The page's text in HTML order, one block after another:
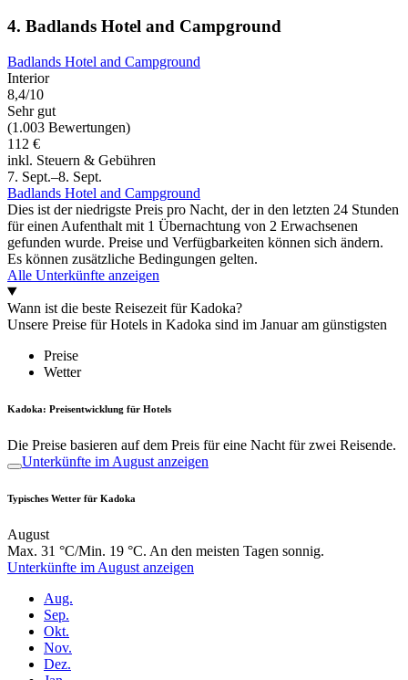
4. Badlands Hotel and Campground
Badlands Hotel and Campground
Interior
8,4/10
Sehr gut
(1.003 Bewertungen)
112 €
inkl. Steuern & Gebühren
7. Sept.–8. Sept.
Badlands Hotel and Campground
Dies ist der niedrigste Preis pro Nacht, der in den letzten 24 Stunden
für einen Aufenthalt mit 1 Übernachtung von 2 Erwachsenen
gefunden wurde. Preise und Verfügbarkeiten können sich ändern.
Es können zusätzliche Bedingungen gelten.
Alle Unterkünfte anzeigen
Wann ist die beste Reisezeit für Kadoka?
Unsere Preise für Hotels in Kadoka sind im Januar am günstigsten
Preise
Wetter
Kadoka: Preisentwicklung für Hotels
Die Preise basieren auf dem Preis für eine Nacht für zwei Reisende.
Unterkünfte im August anzeigen
Typisches Wetter für Kadoka
August
Max. 31 °C/Min. 19 °C. An den meisten Tagen sonnig.
Unterkünfte im August anzeigen
Aug.
Sep.
Okt.
Nov.
Dez.